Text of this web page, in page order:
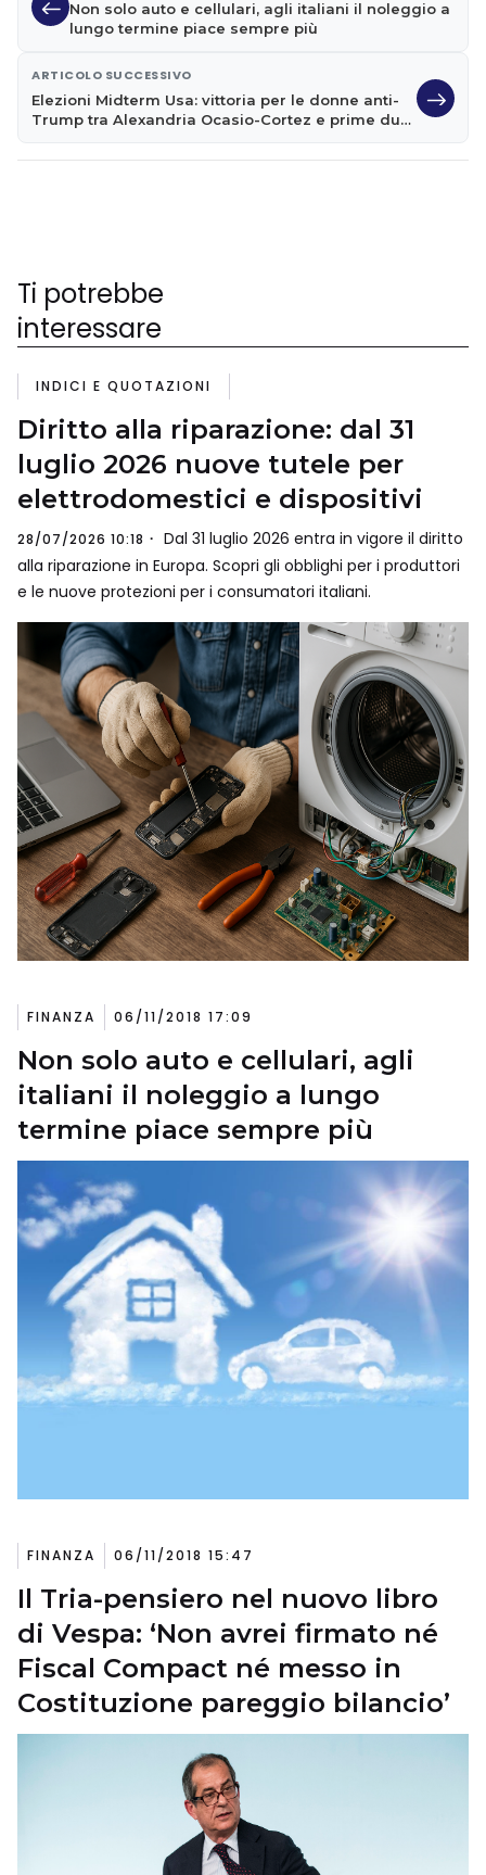
Non solo auto e cellulari, agli italiani il noleggio a
lungo termine piace sempre più
ARTICOLO SUCCESSIVO
Elezioni Midterm Usa: vittoria per le donne anti-
Trump tra Alexandria Ocasio-Cortez e prime due
Ti potrebbe
interessare
INDICI E QUOTAZIONI
Diritto alla riparazione: dal 31
luglio 2026 nuove tutele per
elettrodomestici e dispositivi
28/07/2026 10:18
Dal 31 luglio 2026 entra in vigore il diritto
alla riparazione in Europa. Scopri gli obblighi per i produttori
e le nuove protezioni per i consumatori italiani.
FINANZA 06/11/2018 17:09
Non solo auto e cellulari, agli
italiani il noleggio a lungo
termine piace sempre più
FINANZA 06/11/2018 15:47
Il Tria-pensiero nel nuovo libro
di Vespa: ‘Non avrei firmato né
Fiscal Compact né messo in
Costituzione pareggio bilancio’